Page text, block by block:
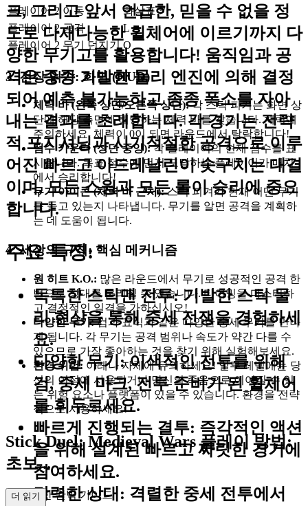
크, 그리고 앞서 언급한, 믿을 수 없을 정
도로 다재다능한 휠체어에 이르기까지 다
양한 무기고를 활용합니다! 움직임과 공
격은 종종 기발한 물리 엔진에 의해 결정
되어 예측 불가능하고 종종 폭소를 자아
내는 결과를 초래합니다. 각 경기는 전략
적 포지셔닝과 시기적절한 공격으로 이루
어진 빠르고 아드레날린이 솟구치는 대결
이며, 모든 스윙과 모든 롤이 승리에 중요
합니다.
주요 특징:
독특한 스틱맨 전투: 기발한 스틱 물
리 현상을 통해 중세 전쟁을 경험하세
요.
다양한 무기: 이색적인 전투를 위해
검, 중세 마크, 전투 준비가 된 휠체어
를 휘두르세요.
빠르게 진행되는 결투: 즉각적인 액션
을 위해 설계된 빠르고 짜릿한 경기에
참여하세요.
강력한 상대 : 격렬한 중세 전투에서
플레이어 2 이동
화살표 키
플레이어 2 공격
L
플레이어 2 무기 던지기 O
3. 전장 읽기: 화면 (HUD)
체력 바 (왼쪽 상단/오른쪽 상단):각 스틱 피겨는 화면 상
단에 해당 측면에 해당하는 체력 바를 갖습니다. 체력에
주의하세요. 체력이 0이 되면 라운드에서 탈락합니다!
점수 카운터 (상단 중앙):각 플레이어의 현재 점수를 표
시합니다. 목표 점수에 먼저 도달하는 플레이어가 매치
에서 승리합니다!
무기 아이콘 (체력 바 근처):스틱 피겨가 현재 어떤 무기
를 들고 있는지 나타냅니다. 무기를 알면 공격을 계획하
는 데 도움이 됩니다.
4. 세상의 규칙: 핵심 메커니즘
원 히트 K.O.: 많은 라운드에서 무기로 성공적인 공격 한
번으로 상대를 물리칠 수 있습니다. 타이밍을 마스터하
고 결정적인 일격을 가하십시오!
다양한 무기:검과 표식과 같은 다양한 중세 무기를 만나
게 됩니다. 각 무기는 공격 범위나 속도가 약간 다를 수
있으므로 가장 좋아하는 것을 찾기 위해 실험해보세요.
환경 위험: 아레나 자체에 유의하세요! 일부 레벨에는 당
신의 이점에 사용되거나 당신의 죽음으로 이어질 수 있
는 위험 요소나 플랫폼이 있을 수 있습니다. 환경을 전략
적으로 사용하세요!
Stick Duel: Medieval Wars 플레이 방법:
초보...
자를 위한 완벽 가이드
더 읽기